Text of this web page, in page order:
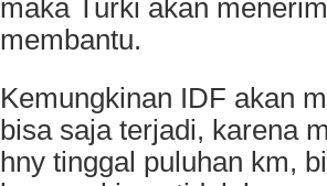
maka Turki akan
membantu.
Kemungkinan IDF akan
bisa saja terjadi, karena
hny tinggal puluhan km,